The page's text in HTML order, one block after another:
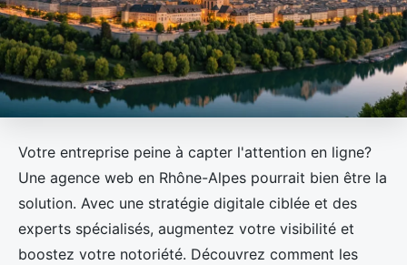
Votre entreprise peine à capter l'attention en ligne?
Une agence web en Rhône-Alpes pourrait bien être la
solution. Avec une stratégie digitale ciblée et des
experts spécialisés, augmentez votre visibilité et
boostez votre notoriété. Découvrez comment les